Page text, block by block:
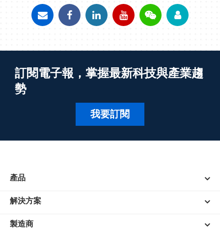
訂閱電子報，掌握最新科技與產業趨
勢
我要訂閱
產品
解決方案
製造商